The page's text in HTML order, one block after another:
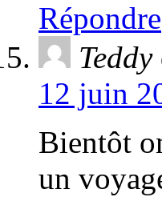
Répondre
Teddy
12 juin
Bientôt
un